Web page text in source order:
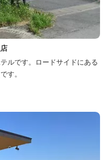
ルです。ロードサイドにある
す。